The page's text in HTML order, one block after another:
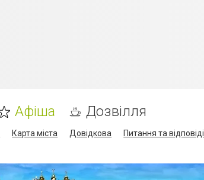
Афіша Дозвілля
Карта міста Довідкова Питання та відповіді